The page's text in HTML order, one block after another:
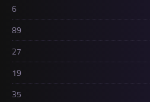
6
89
27
19
35